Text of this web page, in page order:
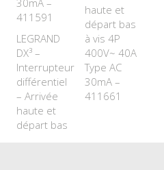
30mA –
411591
LEGRAND
DX³ –
Interrupteur
différentiel
– Arrivée
haute et
départ bas
haute et
départ bas
à vis 4P
400V~ 40A
Type AC
30mA –
411661